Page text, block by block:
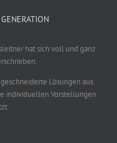
hat sich voll und ganz
Lösungen aus
individuellen Vorstellungen